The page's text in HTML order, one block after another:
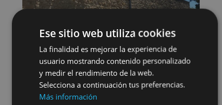
Ese sitio web utiliza cookies
La finalidad es mejorar la experiencia de
usuario mostrando contenido personalizado
y medir el rendimiento de la web.
Selecciona a continuación tus preferencias.
Más información